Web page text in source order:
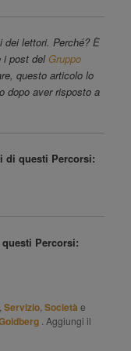
dei lettori. Perché? È
i post del Gruppo
questo articolo lo
dopo aver risposto a
di questi Percorsi:
Percorsi:
,Servizio ,Società e
. Aggiungi il